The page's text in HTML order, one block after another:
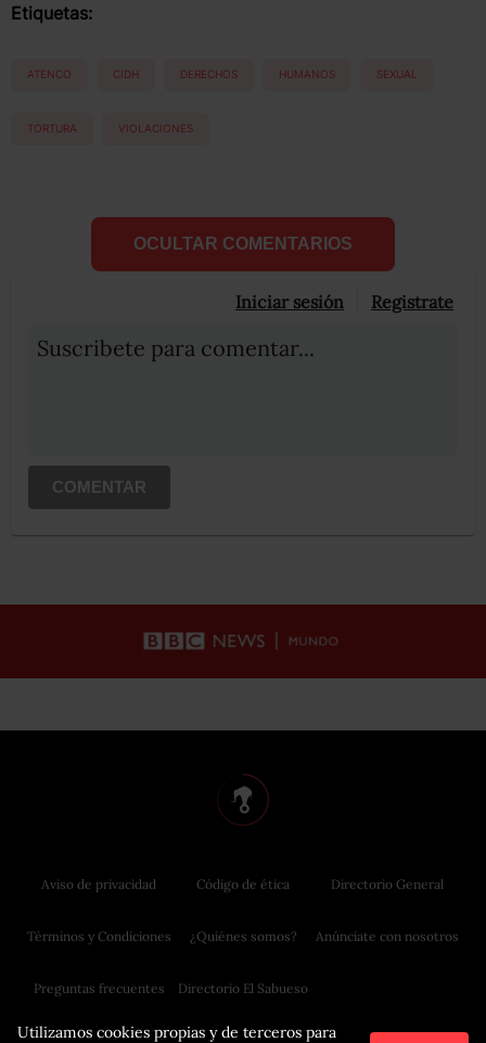
Etiquetas:
ATENCO CIDH DERECHOS HUMANOS SEXUAL
TORTURA VIOLACIONES
OCULTAR COMENTARIOS
Iniciar sesión Registrate
Suscribete para comentar...
COMENTAR
Utilizamos cookies propias y de terceros para
Aviso de privacidad
Términos y Condiciones
Preguntas frecuentes
Código de ética
¿Quiénes somos?
Directorio El Sabueso
Directorio General
Anúnciate con nosotros